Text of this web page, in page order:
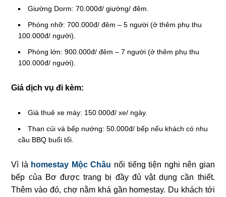
Giường Dorm: 70.000đ/ giường/ đêm.
Phòng nhỡ: 700.000đ/ đêm – 5 người (ở thêm phụ thu
100.000đ/ người).
Phòng lớn: 900.000đ/ đêm – 7 người (ở thêm phụ thu
100.000đ/ người).
Giá dịch vụ đi kèm:
Giá thuê xe máy: 150.000đ/ xe/ ngày.
Than củi và bếp nướng: 50.000đ/ bếp nếu khách có nhu
cầu BBQ buổi tối.
Vì là homestay Mộc Châu nổi tiếng tiện nghi nên gian
bếp của Bơ được trang bị đầy đủ vật dụng cần thiết.
Thêm vào đó, chợ nằm khá gần homestay. Du khách tới